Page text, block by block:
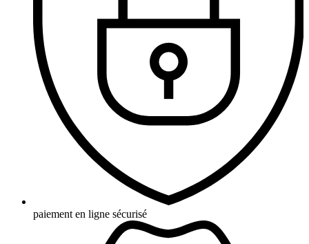
paiement en ligne sécurisé